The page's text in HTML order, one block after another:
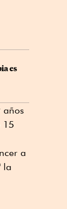
es
años
15
a
la